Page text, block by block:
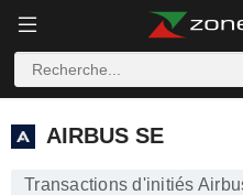
AIRBUS SE
AIRBUS SE
Transactions d'initiés